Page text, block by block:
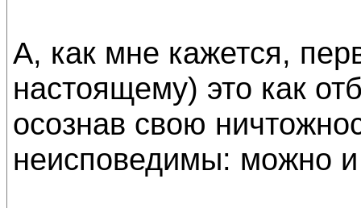
А, как мне кажется,
настоящему) это как
осознав свою
неисповедимы: можно